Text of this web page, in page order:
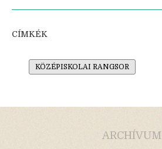
CÍMKÉK
KÖZÉPISKOLAI RANGSOR
ARCHÍVUM